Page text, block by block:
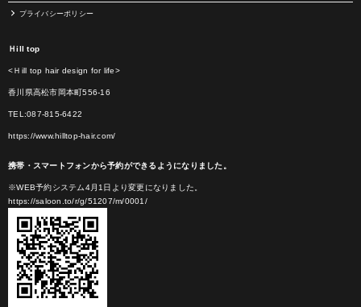
プライバシーポリシー
Ｈill top
<Ｈill top hair design for life>
香川県高松市岡本町556-16
TEL:087-815-6422
https://www.hilltop-hair.com/
携帯・スマートフォンから予約ができるようになりました。
※WEB予約システム4月1日より変更になりました。
https://saloon.to/r/g/51207/m/0001/